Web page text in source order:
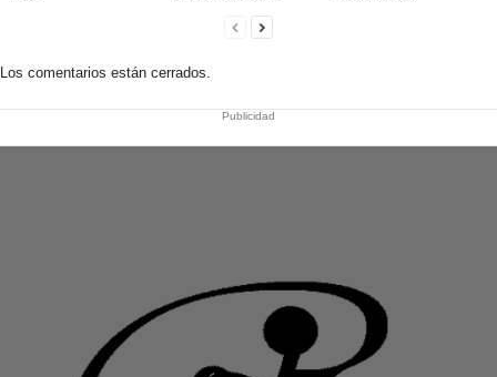
Los comentarios están cerrados.
Publicidad